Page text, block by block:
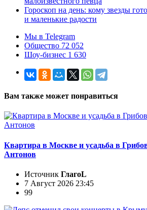
Гороскоп на день: кому звезды
и маленькие радости
Мы в Telegram
Общество 72 052
Шоу-бизнес 1 630
Вам также может понравиться
Квартира в Москве и усадьба в
Антонов
Источник ГлагоL
7 Август 2026 23:45
99